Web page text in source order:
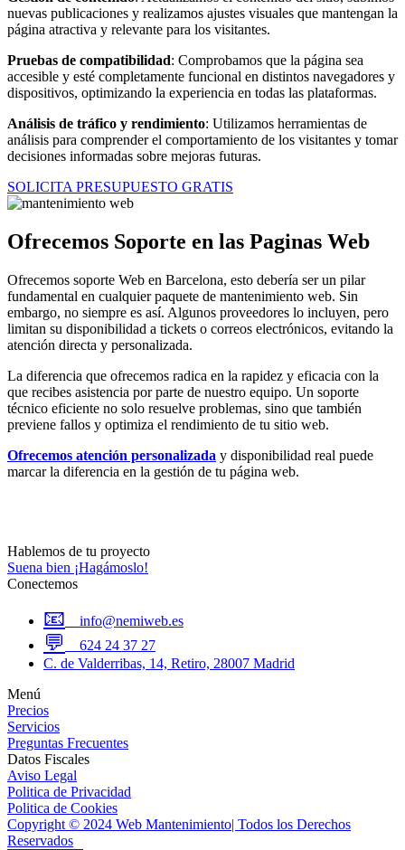
nuevas publicaciones y realizamos ajustes visuales que mantengan la
página atractiva y relevante para los visitantes.
Pruebas de compatibilidad: Comprobamos que la página sea
accesible y esté completamente funcional en distintos navegadores y
dispositivos, optimizando la experiencia en todas las plataformas.
Análisis de tráfico y rendimiento: Utilizamos herramientas de
análisis para comprender el comportamiento de los visitantes y tomar
decisiones informadas sobre mejoras futuras.
SOLICITA PRESUPUESTO GRATIS
Ofrecemos Soporte en las Paginas Web
Ofrecemos soporte Web en Barcelona, esto debería ser un pilar
fundamental en cualquier paquete de mantenimiento web. Sin
embargo, no siempre es así. Algunos proveedores lo incluyen, pero
limitan su disponibilidad a tickets o correos electrónicos, evitando la
atención directa y personalizada.
La diferencia que ofrecemos radica en la rapidez y eficacia con la
que recibes asistencia por parte de nuestro equipo. Un soporte
técnico eficiente no solo resuelve problemas, sino que también
previene fallos y optimiza el rendimiento de tu sitio web.
Ofrecemos atención personalizada y disponibilidad real puede
marcar la diferencia en la gestión de tu página web.
Hablemos de tu proyecto
Suena bien ¡Hagámoslo!
Conectemos
📧 info@nemiweb.es
💬
624 24 37 27
C. de Valderribas, 14, Retiro, 28007 Madrid
Menú
Precios
Servicios
Preguntas Frecuentes
Datos Fiscales
Aviso Legal
Politica de Privacidad
Politica de Cookies
Copyright © 2024 Web Mantenimiento| Todos los Derechos
Reservados